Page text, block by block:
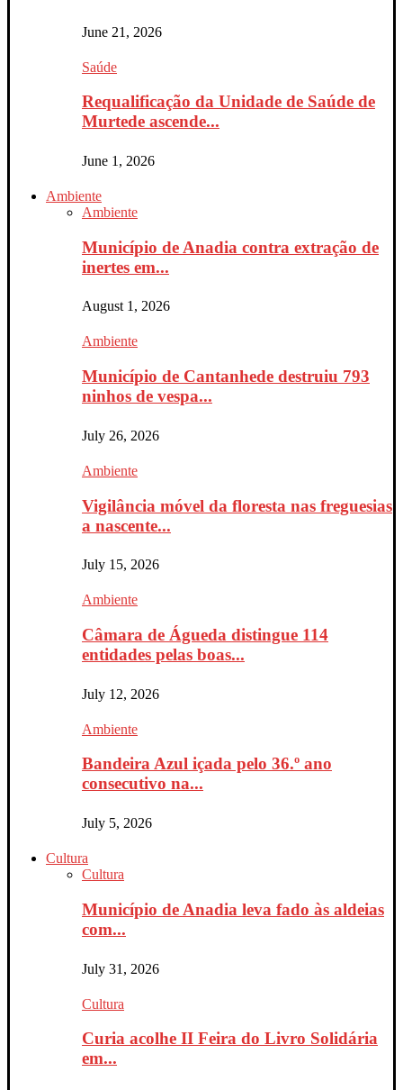
June 21, 2026
Saúde
Requalificação da Unidade de Saúde de
Murtede ascende...
June 1, 2026
Ambiente
Ambiente
Município de Anadia contra extração de
inertes em...
August 1, 2026
Ambiente
Município de Cantanhede destruiu 793
ninhos de vespa...
July 26, 2026
Ambiente
Vigilância móvel da floresta nas freguesias
a nascente...
July 15, 2026
Ambiente
Câmara de Águeda distingue 114
entidades pelas boas...
July 12, 2026
Ambiente
Bandeira Azul içada pelo 36.º ano
consecutivo na...
July 5, 2026
Cultura
Cultura
Município de Anadia leva fado às aldeias
com...
July 31, 2026
Cultura
Curia acolhe II Feira do Livro Solidária
em...